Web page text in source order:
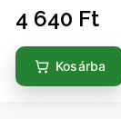
4 640 Ft
Kosárba